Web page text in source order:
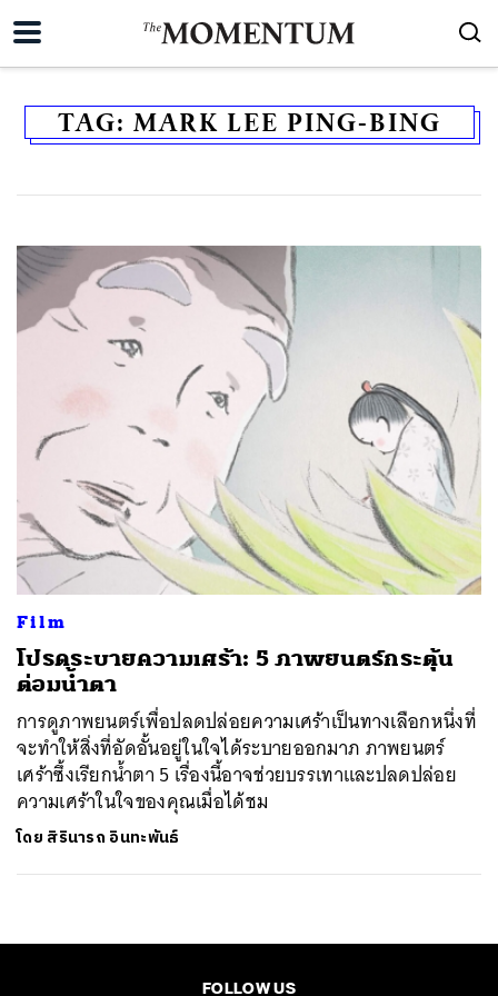
TAG: MARK LEE PING-BING
Film
โปรดระบายความเศร้า: 5 ภาพยนตร์กระตุ้น
ต่อมน้ำตา
การดูภาพยนตร์เพื่อปลดปล่อยความเศร้าเป็นทางเลือกหนึ่งที่
จะทำให้สิ่งที่อัดอั้นอยู่ในใจได้ระบายออกมาภ ภาพยนตร์
เศร้าซึ้งเรียกน้ำตา 5 เรื่องนี้อาจช่วยบรรเทาและปลดปล่อย
ความเศร้าในใจของคุณเมื่อได้ชม
โดย สิรินารถ อินทะพันธ์
FOLLOW US
ค้นหา
SHARE TWEET LINE EMAIL